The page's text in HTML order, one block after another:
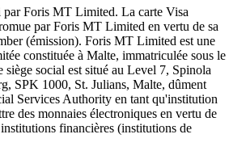
par Foris MT Limited. La carte Visa
par Foris MT Limited en vertu de sa
(émission). Foris MT Limited est une
constituée à Malte, immatriculée sous le
social est situé au Level 7, Spinola
SPK 1000, St. Julians, Malte, dûment
Services Authority en tant qu'institution
des monnaies électroniques en vertu de
financières (institutions de